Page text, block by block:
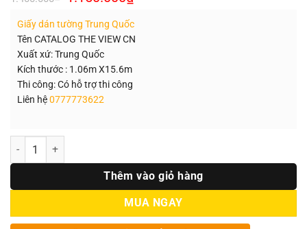
gốc
1.400.000₫.
hiện
là:
1.150.000₫.
Giấy dán tường Trung Quốc
Tên CATALOG THE VIEW CN
Xuất xứ: Trung Quốc
Kích thước : 1.06m X15.6m
Thi công: Có hỗ trợ thi công
Liên hệ0777773622
Số lượng
Thêm vào giỏ hàng
MUA NGAY